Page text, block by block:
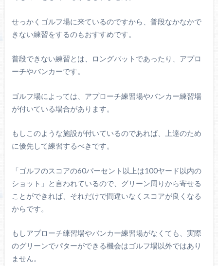
せっかくゴルフ場に来ているのですから、普段なかなかで
きない練習をするのもおすすめです。
普段できない練習とは、ロングパットであったり、アプロ
ーチやバンカーです。
ゴルフ場によっては、アプローチ練習場やバンカー練習場
が付いている場合があります。
もしこのような施設が付いているのであれば、上達のため
に優先して練習するべきです。
「ゴルフのスコアの60パーセント以上は100ヤード以内の
ショット」と言われているので、グリーン周りから寄せる
ことができれば、それだけで間違いなくスコアが良くなる
からです。
もしアプローチ練習場やバンカー練習場がなくても、実際
のグリーンでパターができる機会はゴルフ場以外ではあり
ません。